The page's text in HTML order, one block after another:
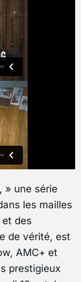
» une série
les mailles
des
de vérité, est
AMC+ et
prestigieux